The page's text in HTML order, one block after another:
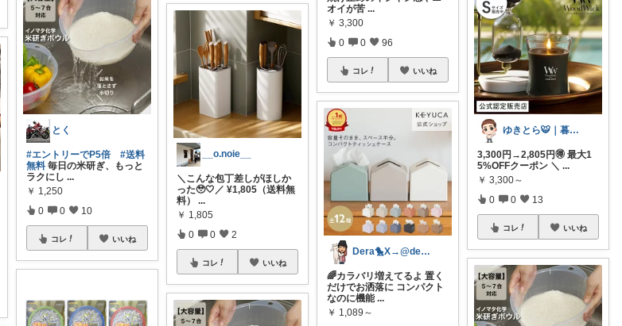
とく
#エントリーでP5倍
#送料
無料 毎日の米研ぎ、もっと
ラクにし ...
￥ 1,250
0 0 10
コレ いいね
__o.noie__
＼こんな包丁差しがほしか
った🥹🤍／ ¥1,805（送料無
料）...
￥ 1,805
0 0 2
コレ いいね
オイが苦 ...
￥ 3,300
0 0 96
コレ いいね
Dera🐤X→@dera_room
🌈カラバリ増えてるよ 置く
だけでお洒落に コンパクト
なのに機能 ...
￥ 1,089～
ゆきとら🐯｜暮らしをラクにしたいパパ
3,300円→2,805円🉐 最大1
5%OFFクーポン ＼ ...
￥ 3,300～
0 0 13
コレ いいね